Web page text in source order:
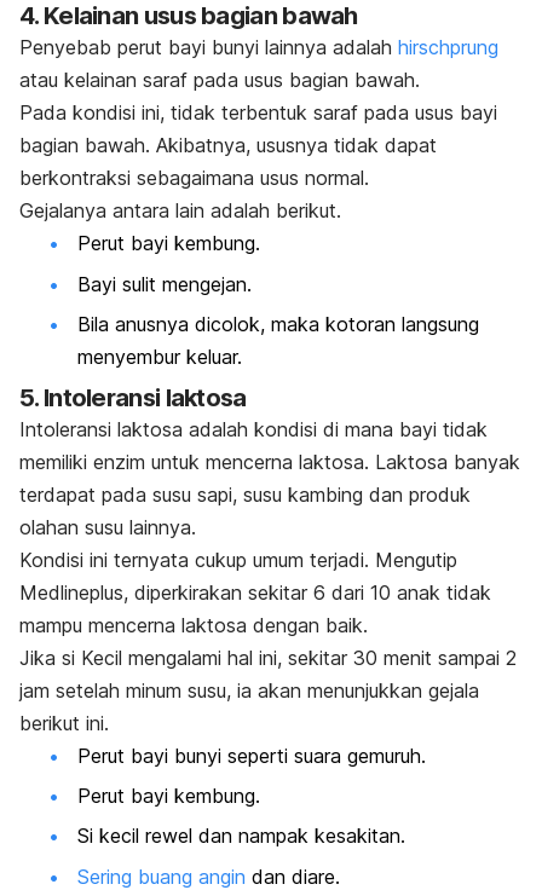
4. Kelainan usus bagian bawah
Penyebab perut bayi bunyi lainnya adalah hirschprung
atau kelainan saraf pada usus bagian bawah.
Pada kondisi ini, tidak terbentuk saraf pada usus bayi
bagian bawah. Akibatnya, ususnya tidak dapat
berkontraksi sebagaimana usus normal.
Gejalanya antara lain adalah berikut.
Perut bayi kembung.
Bayi sulit mengejan.
Bila anusnya dicolok, maka kotoran langsung
menyembur keluar.
5. Intoleransi laktosa
Intoleransi laktosa adalah kondisi di mana bayi tidak
memiliki enzim untuk mencerna laktosa. Laktosa banyak
terdapat pada susu sapi, susu kambing dan produk
olahan susu lainnya.
Kondisi ini ternyata cukup umum terjadi. Mengutip
Medlineplus, diperkirakan sekitar 6 dari 10 anak tidak
mampu mencerna laktosa dengan baik.
Jika si Kecil mengalami hal ini, sekitar 30 menit sampai 2
jam setelah minum susu, ia akan menunjukkan gejala
berikut ini.
Perut bayi bunyi seperti suara gemuruh.
Perut bayi kembung.
Si kecil rewel dan nampak kesakitan.
Sering buang angin dan diare.